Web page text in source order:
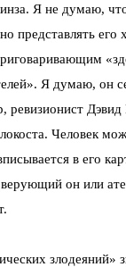
Я не думаю,
представлять его
Я думаю, он
ревизионист
Человек
в его
он или
злодеяний»